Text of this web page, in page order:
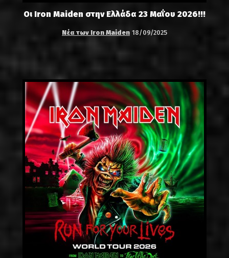
Οι Iron Maiden στην Ελλάδα 23 Μαΐου 2026!!!
Νέα των Iron Maiden 18/09/2025